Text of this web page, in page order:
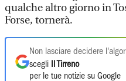
qualche altro giorno in
Forse, tornerà.
Non lasciare decidere
scegli
Il Tirreno
per le tue notizie su Google